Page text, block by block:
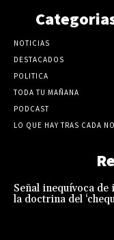
NOTICIAS
DESTACADOS
POLITICA
TODA TU MAÑANA
PODCAST
LO QUE HAY TRAS CADA
Señal inequívoca
la doctrina del